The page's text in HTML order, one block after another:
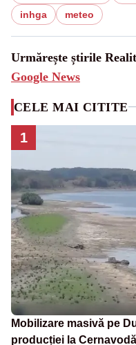
inhga
meteo
Urmărește știrile
Google News
CELE MAI CITITE
1
Mobilizare masivă pe
producției la